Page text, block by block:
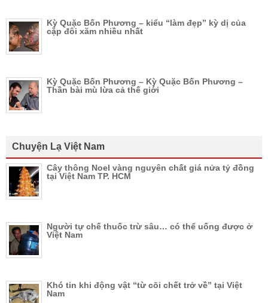
Kỳ Quặc Bốn Phương – kiểu “làm đẹp” kỳ dị của
cặp đôi xăm nhiều nhất
Kỳ Quặc Bốn Phương – Kỳ Quặc Bốn Phương –
Thần bài mù lừa cả thế giới
Chuyện Lạ Việt Nam
Cây thông Noel vàng nguyên chất giá nửa tỷ đồng
tại Việt Nam TP. HCM
Người tự chế thuốc trừ sâu… có thể uống được ở
Việt Nam
Khó tin khi động vật “từ cõi chết trở về” tại Việt
Nam